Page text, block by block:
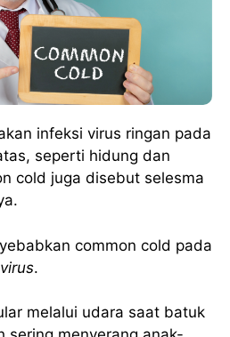
infeksi virus ringan pada
seperti hidung dan
cold juga disebut selesma
common cold pada
.
melalui udara saat batuk